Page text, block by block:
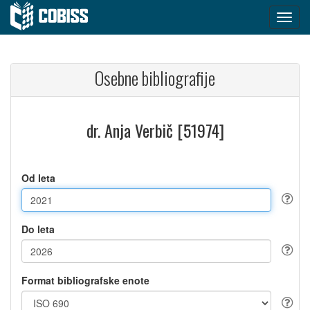
Osebne bibliografije
dr. Anja Verbič [51974]
Od leta
Do leta
Format bibliografske enote